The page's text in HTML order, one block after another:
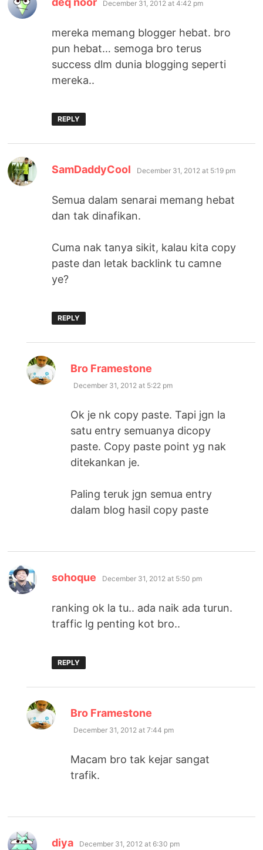
December 31, 2012 at 4:42 pm
mereka memang blogger hebat. bro
pun hebat… semoga bro terus
success dlm dunia blogging seperti
mereka..
REPLY
SamDaddyCool says:
December 31, 2012 at 5:19 pm
Semua dalam senarai memang hebat
dan tak dinafikan.
Cuma nak tanya sikit, kalau kita copy
paste dan letak backlink tu camne
ye?
REPLY
Bro Framestone
December 31, 2012 at 5:22 pm
Ok je nk copy paste. Tapi jgn la
satu entry semuanya dicopy
paste. Copy paste point yg nak
ditekankan je.
Paling teruk jgn semua entry
dalam blog hasil copy paste
sohoque says:
December 31, 2012 at 5:50 pm
ranking ok la tu.. ada naik ada turun.
traffic lg penting kot bro..
REPLY
Bro Framestone
December 31, 2012 at 7:44 pm
Macam bro tak kejar sangat
trafik.
diya says:
December 31, 2012 at 6:30 pm